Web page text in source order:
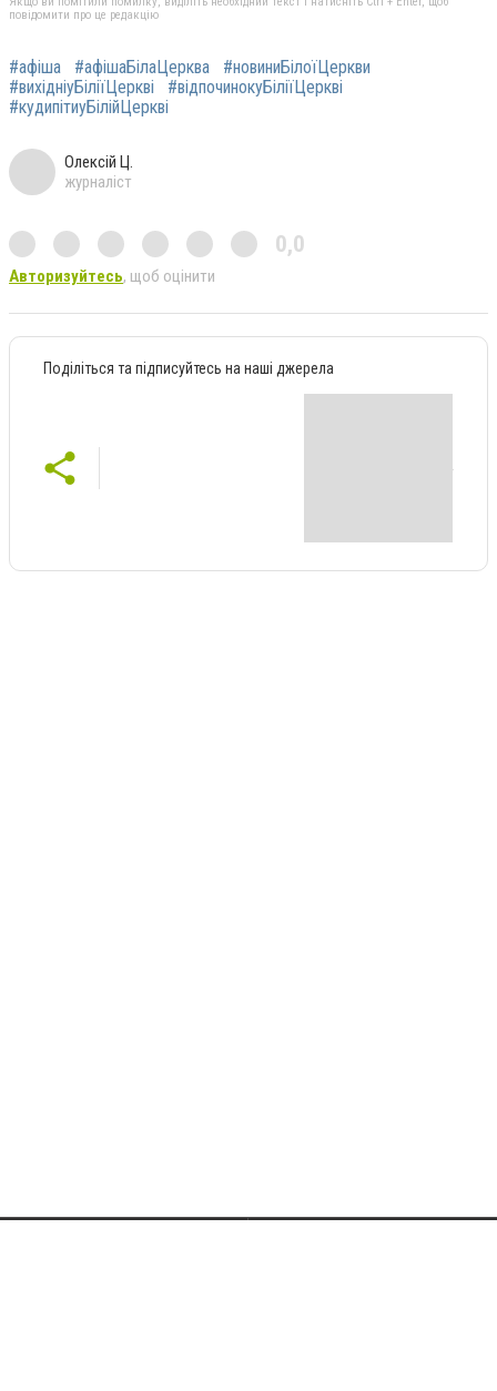
повідомити про це редакцію
#афіша #афішаБілаЦерква
#новиниБілоїЦеркви
#вихідніуБіліїЦеркві
#відпочинокуБіліїЦеркві
#кудипітиуБілійЦеркві
Олексій Ц.
журналіст
0,0
Авторизуйтесь, щоб оцінити
Поділіться та підписуйтесь на наші джерела